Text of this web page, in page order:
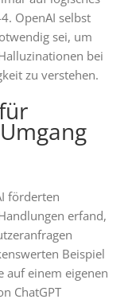
OpenAI selbst
sei, um
bei
zu verstehen.
förderten
erfand,
Beispiel
auf einem eigenen
ChatGPT